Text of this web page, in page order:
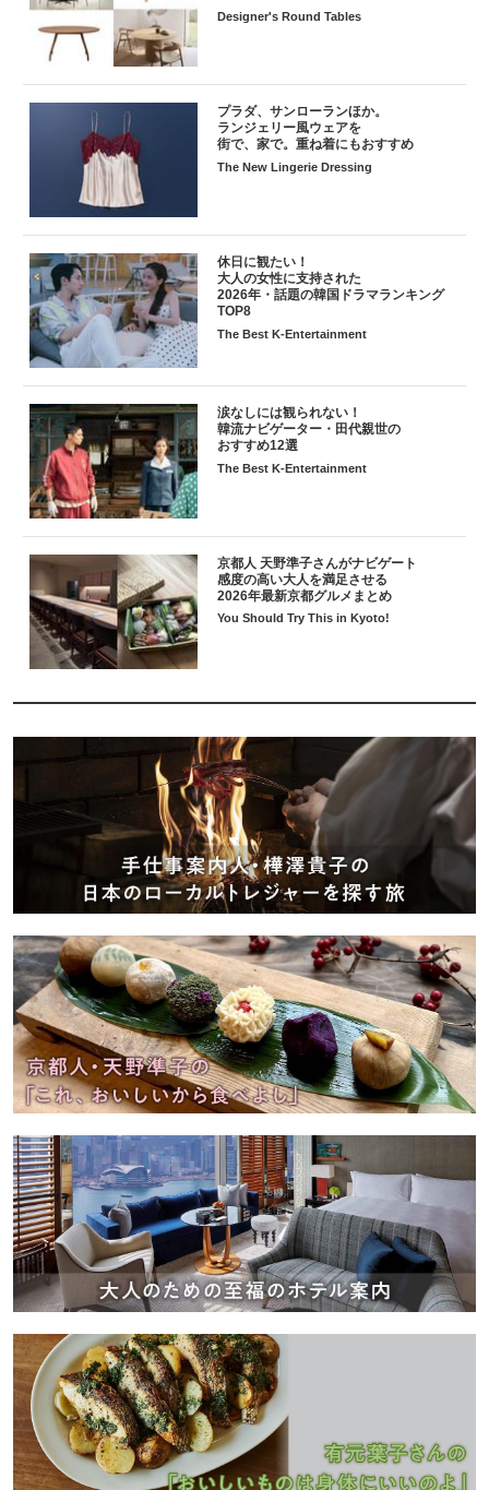
Designer's Round Tables
プラダ、サンローランほか。
ランジェリー風ウェアを
街で、家で。重ね着にもおすすめ
The New Lingerie Dressing
休日に観たい！
大人の女性に支持された
2026年・話題の韓国ドラマランキング
TOP8
The Best K-Entertainment
涙なしには観られない！
韓流ナビゲーター・田代親世の
おすすめ12選
The Best K-Entertainment
京都人 天野準子さんがナビゲート
感度の高い大人を満足させる
2026年最新京都グルメまとめ
You Should Try This in Kyoto!